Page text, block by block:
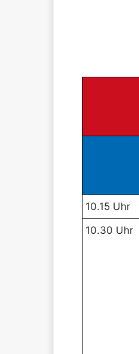
10.15 Uhr
10.30 Uhr